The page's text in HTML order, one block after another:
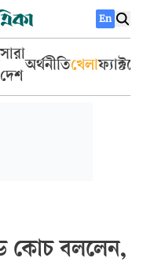
En
সারা
দেশ
অর্থনীতিখেলা
কোচ বললেন,